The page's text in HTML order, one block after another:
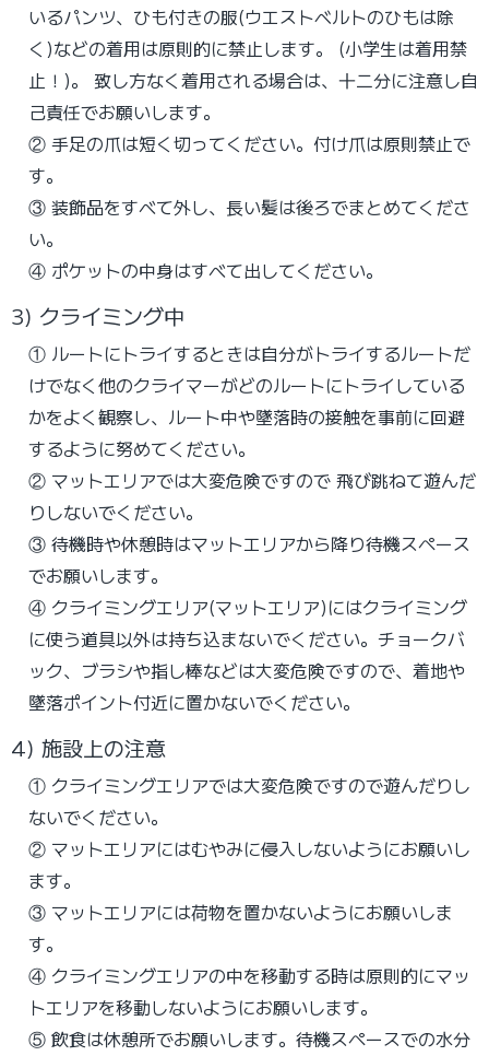
いるパンツ、ひも付きの服(ウエストベルトのひもは除
く)などの着用は原則的に禁止します。 (小学生は着用禁
止！)。
致し方なく着用される場合は、十二分に注意し自
己責任でお願いします。
② 手足の爪は短く切ってください。付け爪は原則禁止で
す。
③ 装飾品をすべて外し、長い髪は後ろでまとめてくださ
い。
④ ポケットの中身はすべて出してください。
3) クライミング中
① ルートにトライするときは自分がトライするルートだ
けでなく他のクライマーがどのルートにトライしている
かをよく観察し、ルート中や墜落時の接触を事前に回避
するように努めてください。
② マットエリアでは大変危険ですので 飛び跳ねて遊んだ
りしないでください。
③ 待機時や休憩時はマットエリアから降り待機スペース
でお願いします。
④ クライミングエリア(マットエリア)にはクライミング
に使う道具以外は持ち込まないでください。チョークバ
ック、ブラシや指し棒などは大変危険ですので、着地や
墜落ポイント付近に置かないでください。
4) 施設上の注意
① クライミングエリアでは大変危険ですので遊んだりし
ないでください。
② マットエリアにはむやみに侵入しないようにお願いし
ます。
③ マットエリアには荷物を置かないようにお願いしま
す。
④ クライミングエリアの中を移動する時は原則的にマッ
トエリアを移動しないようにお願いします。
⑤ 飲食は休憩所でお願いします。待機スペースでの水分